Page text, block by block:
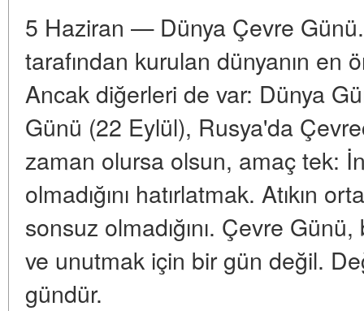
5 Haziran — Dünya Çevre Günü.
tarafından kurulan dünyanın en
Ancak diğerleri de var: Dünya
Günü (22 Eylül), Rusya'da
zaman olursa olsun, amaç tek:
olmadığını hatırlatmak. Atıkın
sonsuz olmadığını. Çevre
ve unutmak için bir gün değil.
gündür.